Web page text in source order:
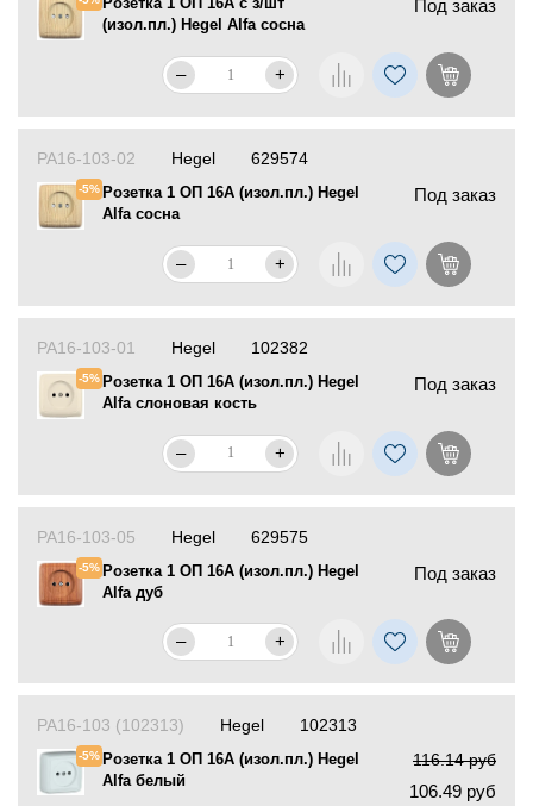
(изол.пл.) Hegel Alfa сосна
Под заказ
– +
629574
РА16-103-02
-5% Розетка 1 ОП 16А (изол.пл.) Hegel
Alfa сосна
Под заказ
Hegel
– +
102382
РА16-103-01
-5% Розетка 1 ОП 16А (изол.пл.) Hegel
Alfa слоновая кость
Под заказ
Hegel
– +
629575
РА16-103-05
-5% Розетка 1 ОП 16А (изол.пл.) Hegel
Alfa дуб
Под заказ
Hegel
– +
102313
РА16-103 (102313)
-5% Розетка 1 ОП 16А (изол.пл.) Hegel
Alfa белый
116.14 руб
106.49 руб
Hegel